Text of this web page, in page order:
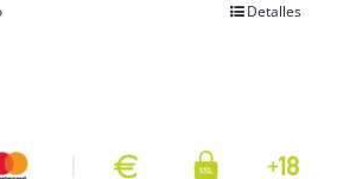
Detalles